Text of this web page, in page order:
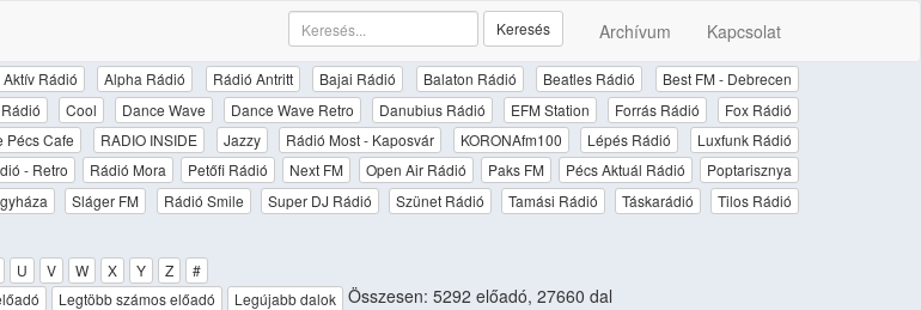
Archívum Kapcsolat
Keresés
Aktív Rádió Alpha Rádió Rádió Antritt Bajai Rádió Balaton Rádió Beatles Rádió
Best FM - Debrecen
Cool Dance Wave Dance Wave Retro Danubius Rádió EFM Station Forrás Rádió
Fox Rádió
Pécs Cafe RADIO INSIDE Jazzy Rádió Most - Kaposvár KORONAfm100 Lépés Rádió
Luxfunk Rádió
- Retro Rádió Mora Petőfi Rádió Next FM Open Air Rádió Paks FM Pécs Aktuál Rádió
Poptarisznya
Sláger FM Rádió Smile Super DJ Rádió Szünet Rádió Tamási Rádió Táskarádió
Tilos Rádió
U V W X Y Z
#
Legtöbb számos előadó Legújabb dalok Összesen: 5292 előadó, 27660 dal